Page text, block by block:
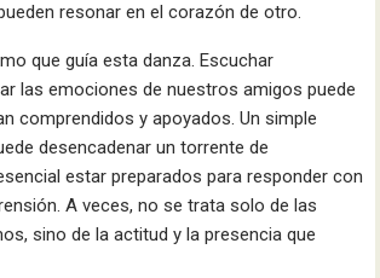
resonar en el corazón de otro.
que guía esta danza. Escuchar
las emociones de nuestros amigos puede
comprendidos y apoyados. Un simple
desencadenar un torrente de
estar preparados para responder con
A veces, no se trata solo de las
sino de la actitud y la presencia que